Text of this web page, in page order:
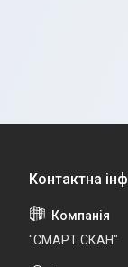
"СМАРТ СКАН"